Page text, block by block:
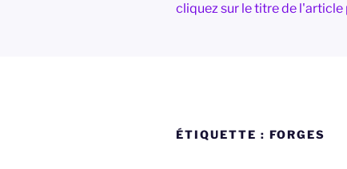
cliquez sur le titre de
ÉTIQUETTE : FORGES